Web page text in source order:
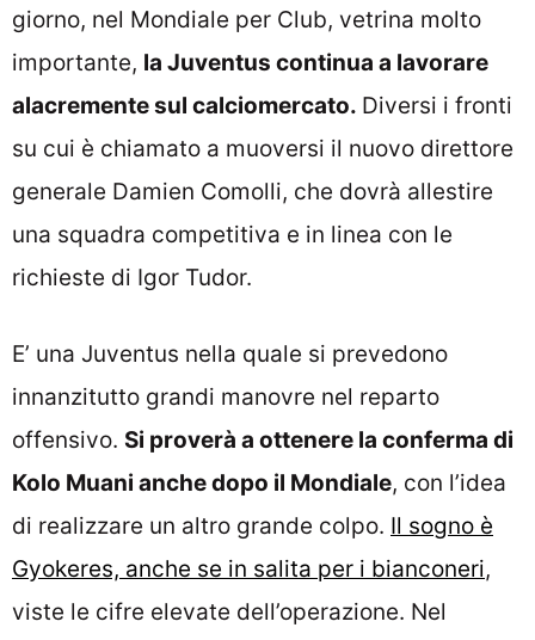
giorno, nel Mondiale per Club, vetrina molto
importante, la Juventus continua a lavorare
alacremente sul calciomercato. Diversi i fronti
su cui è chiamato a muoversi il nuovo direttore
generale Damien Comolli, che dovrà allestire
una squadra competitiva e in linea con le
richieste di Igor Tudor.
E’ una Juventus nella quale si prevedono
innanzitutto grandi manovre nel reparto
offensivo. Si proverà a ottenere la conferma di
Kolo Muani anche dopo il Mondiale, con l’idea
di realizzare un altro grande colpo. Il sogno è
Gyokeres, anche se in salita per i bianconeri,
viste le cifre elevate dell’operazione. Nel